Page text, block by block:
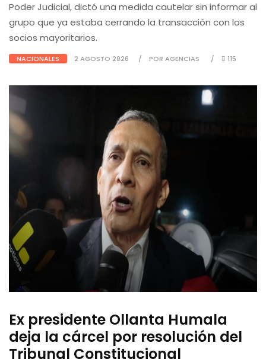
Poder Judicial, dictó una medida cautelar sin informar al
grupo que ya estaba cerrando la transacción con los
socios mayoritarios.
NACIONALES 2 AGOSTO 2026 POR AGENCIAS 115
Ex presidente Ollanta Humala
deja la cárcel por resolución del
Tribunal Constitucional